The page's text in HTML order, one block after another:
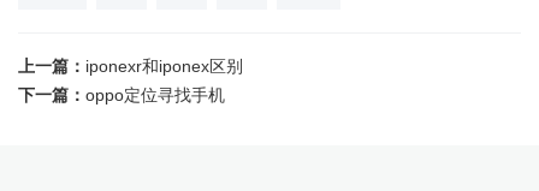
上一篇： iponexr和iponex区别
下一篇： oppo定位寻找手机